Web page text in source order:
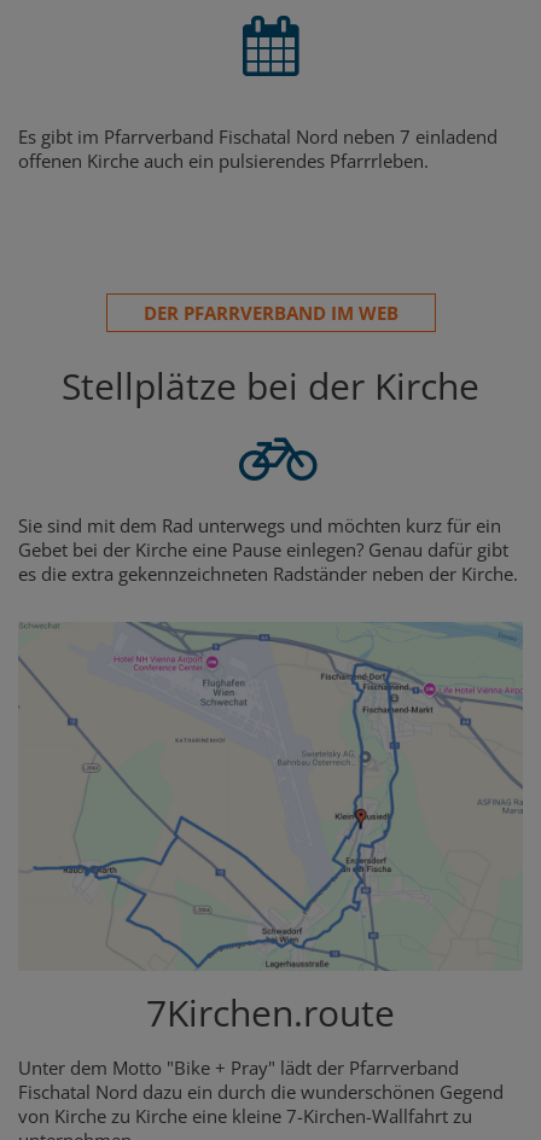
Es gibt im Pfarrverband Fischatal Nord neben 7 einladend
offenen Kirche auch ein pulsierendes Pfarrrleben.
DER PFARRVERBAND IM WEB
Stellplätze bei der Kirche
Sie sind mit dem Rad unterwegs und möchten kurz für ein
Gebet bei der Kirche eine Pause einlegen? Genau dafür gibt
es die extra gekennzeichneten Radständer neben der Kirche.
7Kirchen.route
Unter dem Motto "Bike + Pray" lädt der Pfarrverband
Fischatal Nord dazu ein durch die wunderschönen Gegend
von Kirche zu Kirche eine kleine 7-Kirchen-Wallfahrt zu